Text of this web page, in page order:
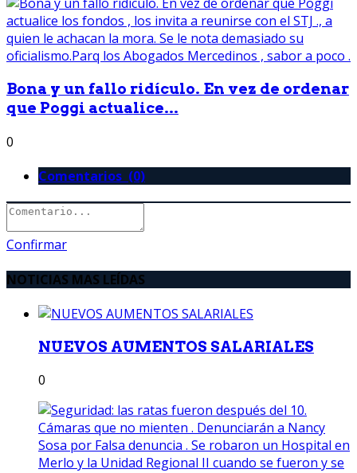
Bona y un fallo ridículo. En vez de ordenar
que Poggi actualice...
0
Comentarios (0)
Confirmar
NOTICIAS MAS LEÍDAS
NUEVOS AUMENTOS SALARIALES
0